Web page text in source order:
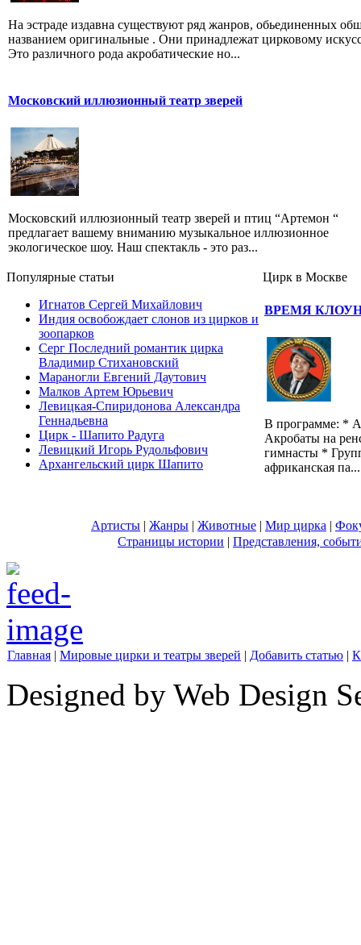
На эстраде издавна существуют ряд жанров, обьединенных
названием оригинальные . Они принадлежат цирковому
Это различного рода акробатические но...
Московский иллюзионный театр зверей
Московский иллюзионный театр зверей и птиц “Артемон “
предлагает вашему вниманию музыкальное иллюзионное
экологическое шоу. Наш спектакль - это раз...
Популярные cтатьи
Игнатов Сергей Михайлович
Индия освобождает слонов из цирков и
зоопарков
Серг Последний романтик цирка
Владимир Стихановский
Мараногли Евгений Даутович
Малков Артем Юрьевич
Левицкая-Спиридонова Александра
Геннадьевна
Цирк - Шапито Радуга
Левицкий Игорь Рудольфович
Архангельский цирк Шапито
Цирк в Москве
ВРЕМЯ
В программе: *
Акробаты на
гимнасты *
африканская па...
Артисты | Жанры | Животные | Мир цирка |
Страницы истории | Представления,
Главная | Мировые цирки и театры зверей | Добавить статью |
Designed by Web Design